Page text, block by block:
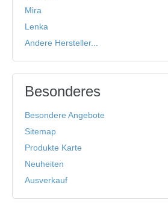
Mira
Lenka
Andere Hersteller...
Besonderes
Besondere Angebote
Sitemap
Produkte Karte
Neuheiten
Ausverkauf